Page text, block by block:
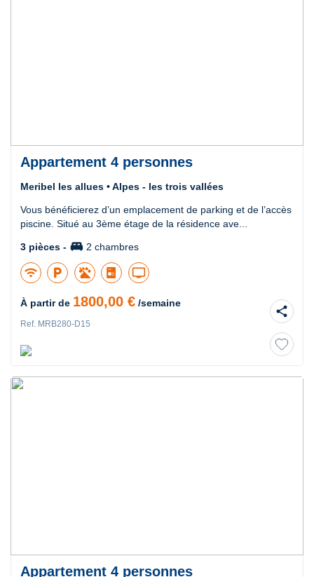
Appartement 4 personnes
Meribel les allues • Alpes - les trois vallées
Vous bénéficierez d’un emplacement de parking et de l’accès
piscine. Situé au 3ème étage de la résidence ave...
3 pièces - king_bed 2 chambres
wifi local_parking tv
À partir de 1800,00 € /semaine
Ref. MRB280-D15
share
Appartement 4 personnes